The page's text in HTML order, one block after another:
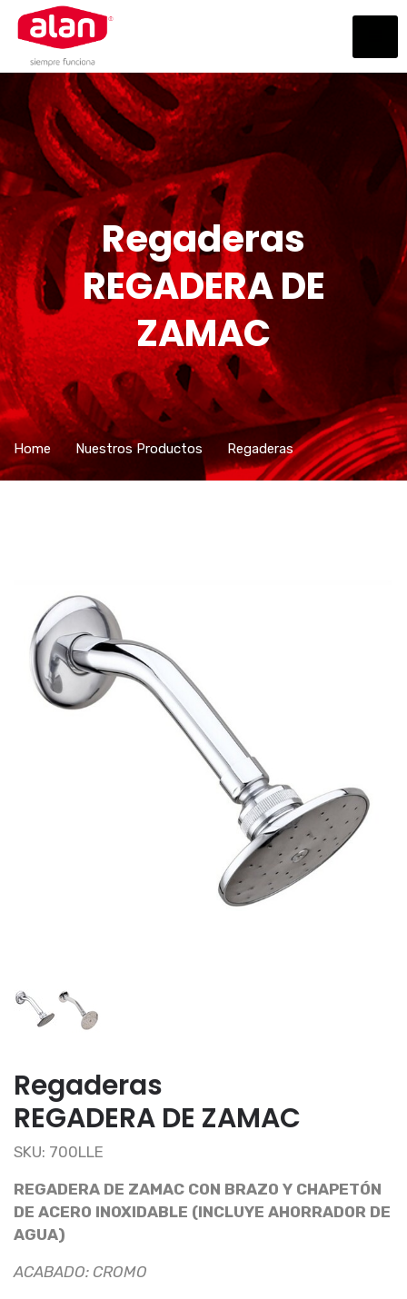
Regaderas
REGADERA DE
ZAMAC
Home Nuestros Productos Regaderas
Regaderas
REGADERA DE ZAMAC
SKU: 700LLE
REGADERA DE ZAMAC CON BRAZO Y CHAPETÓN
DE ACERO INOXIDABLE (INCLUYE AHORRADOR DE
AGUA)
ACABADO: CROMO